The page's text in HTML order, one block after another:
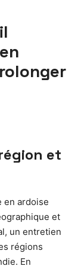
et
en ardoise
et
un entretien
régions
En